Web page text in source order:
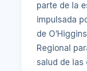
parte de la
impulsada
de
Regional
salud de las